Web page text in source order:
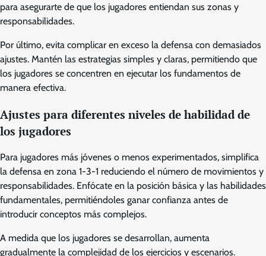
para asegurarte de que los jugadores entiendan sus zonas y
responsabilidades.
Por último, evita complicar en exceso la defensa con demasiados
ajustes. Mantén las estrategias simples y claras, permitiendo que
los jugadores se concentren en ejecutar los fundamentos de
manera efectiva.
Ajustes para diferentes niveles de habilidad de
los jugadores
Para jugadores más jóvenes o menos experimentados, simplifica
la defensa en zona 1-3-1 reduciendo el número de movimientos y
responsabilidades. Enfócate en la posición básica y las habilidades
fundamentales, permitiéndoles ganar confianza antes de
introducir conceptos más complejos.
A medida que los jugadores se desarrollan, aumenta
gradualmente la complejidad de los ejercicios y escenarios.